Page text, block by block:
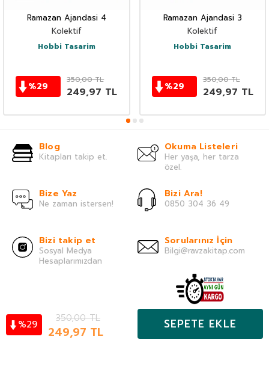
%29 350,00TL
249,97 TL SEPETE EKLE
Ramazan Ajandasi 4
Kolektif
Hobbi Tasarim
%29
350,00TL
249,97 TL
Ramazan Ajandasi 3
Kolektif
Hobbi Tasarim
%29
350,00TL
249,97 TL
Blog
Kitapları takip et.
Okuma Listeleri
Her yaşa, her tarza
özel.
Bize Yaz
Ne zaman istersen!
Bizi Ara!
0850 304 36 49
Bizi takip et
Sosyal Medya
Hesaplarımızdan
Sorularınız İçin
Bilgi@ravzakitap.com
Önemli Bilgiler
Kategoriler Hesabım Favoriler Sepet